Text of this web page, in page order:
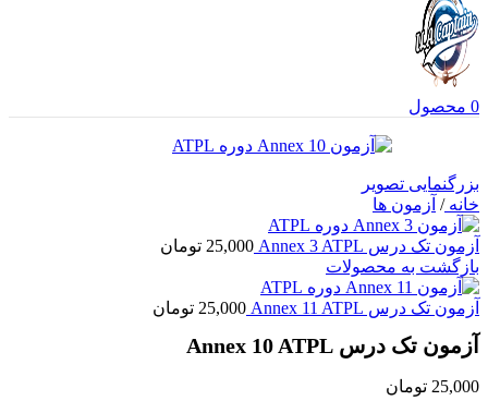
0 محصول
بزرگنمایی تصویر
خانه/ آزمون ها
آزمون تک درس Annex 3 ATPL 25,000 تومان
بازگشت به محصولات
آزمون تک درس Annex 11 ATPL 25,000 تومان
آزمون تک درس Annex 10 ATPL
25,000 تومان